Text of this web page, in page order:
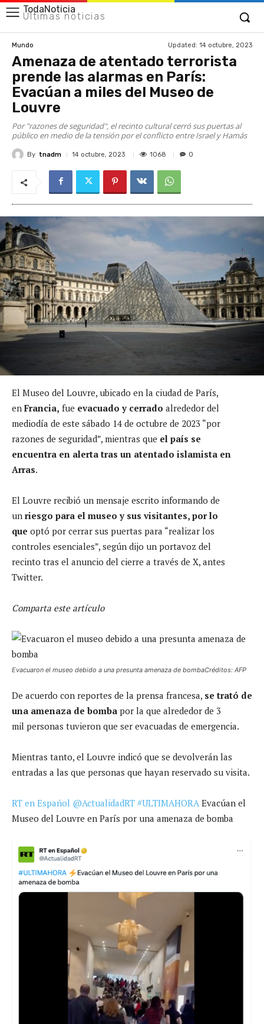
TodaNoticia
Últimas noticias
Mundo Updated: 14 octubre, 2023
Amenaza de atentado terrorista
prende las alarmas en París:
Evacúan a miles del Museo de
Louvre
Por "razones de seguridad", el recinto cultural cerró sus puertas al
público en medio de la tensión por el conflicto entre Israel y Hamás
By tnadm 14 octubre, 2023 1068 0
El Museo del Louvre, ubicado en la ciudad de París,
en Francia, fue evacuado y cerrado alrededor del
mediodía de este sábado 14 de octubre de 2023 “por
razones de seguridad”, mientras que el país se
encuentra en alerta tras un atentado islamista en
Arras.
El Louvre recibió un mensaje escrito informando de
un riesgo para el museo y sus visitantes, por lo
que optó por cerrar sus puertas para “realizar los
controles esenciales”, según dijo un portavoz del
recinto tras el anuncio del cierre a través de X, antes
Twitter.
Comparta este artículo
Evacuaron el museo debido a una presunta amenaza de bombaCréditos: AFP
De acuerdo con reportes de la prensa francesa, se trató de
una amenaza de bomba por la que alrededor de 3
mil personas tuvieron que ser evacuadas de emergencia.
Mientras tanto, el Louvre indicó que se devolverán las
entradas a las que personas que hayan reservado su visita.
RT en Español @ActualidadRT #ULTIMAHORA Evacúan el
Museo del Louvre en París por una amenaza de bomba